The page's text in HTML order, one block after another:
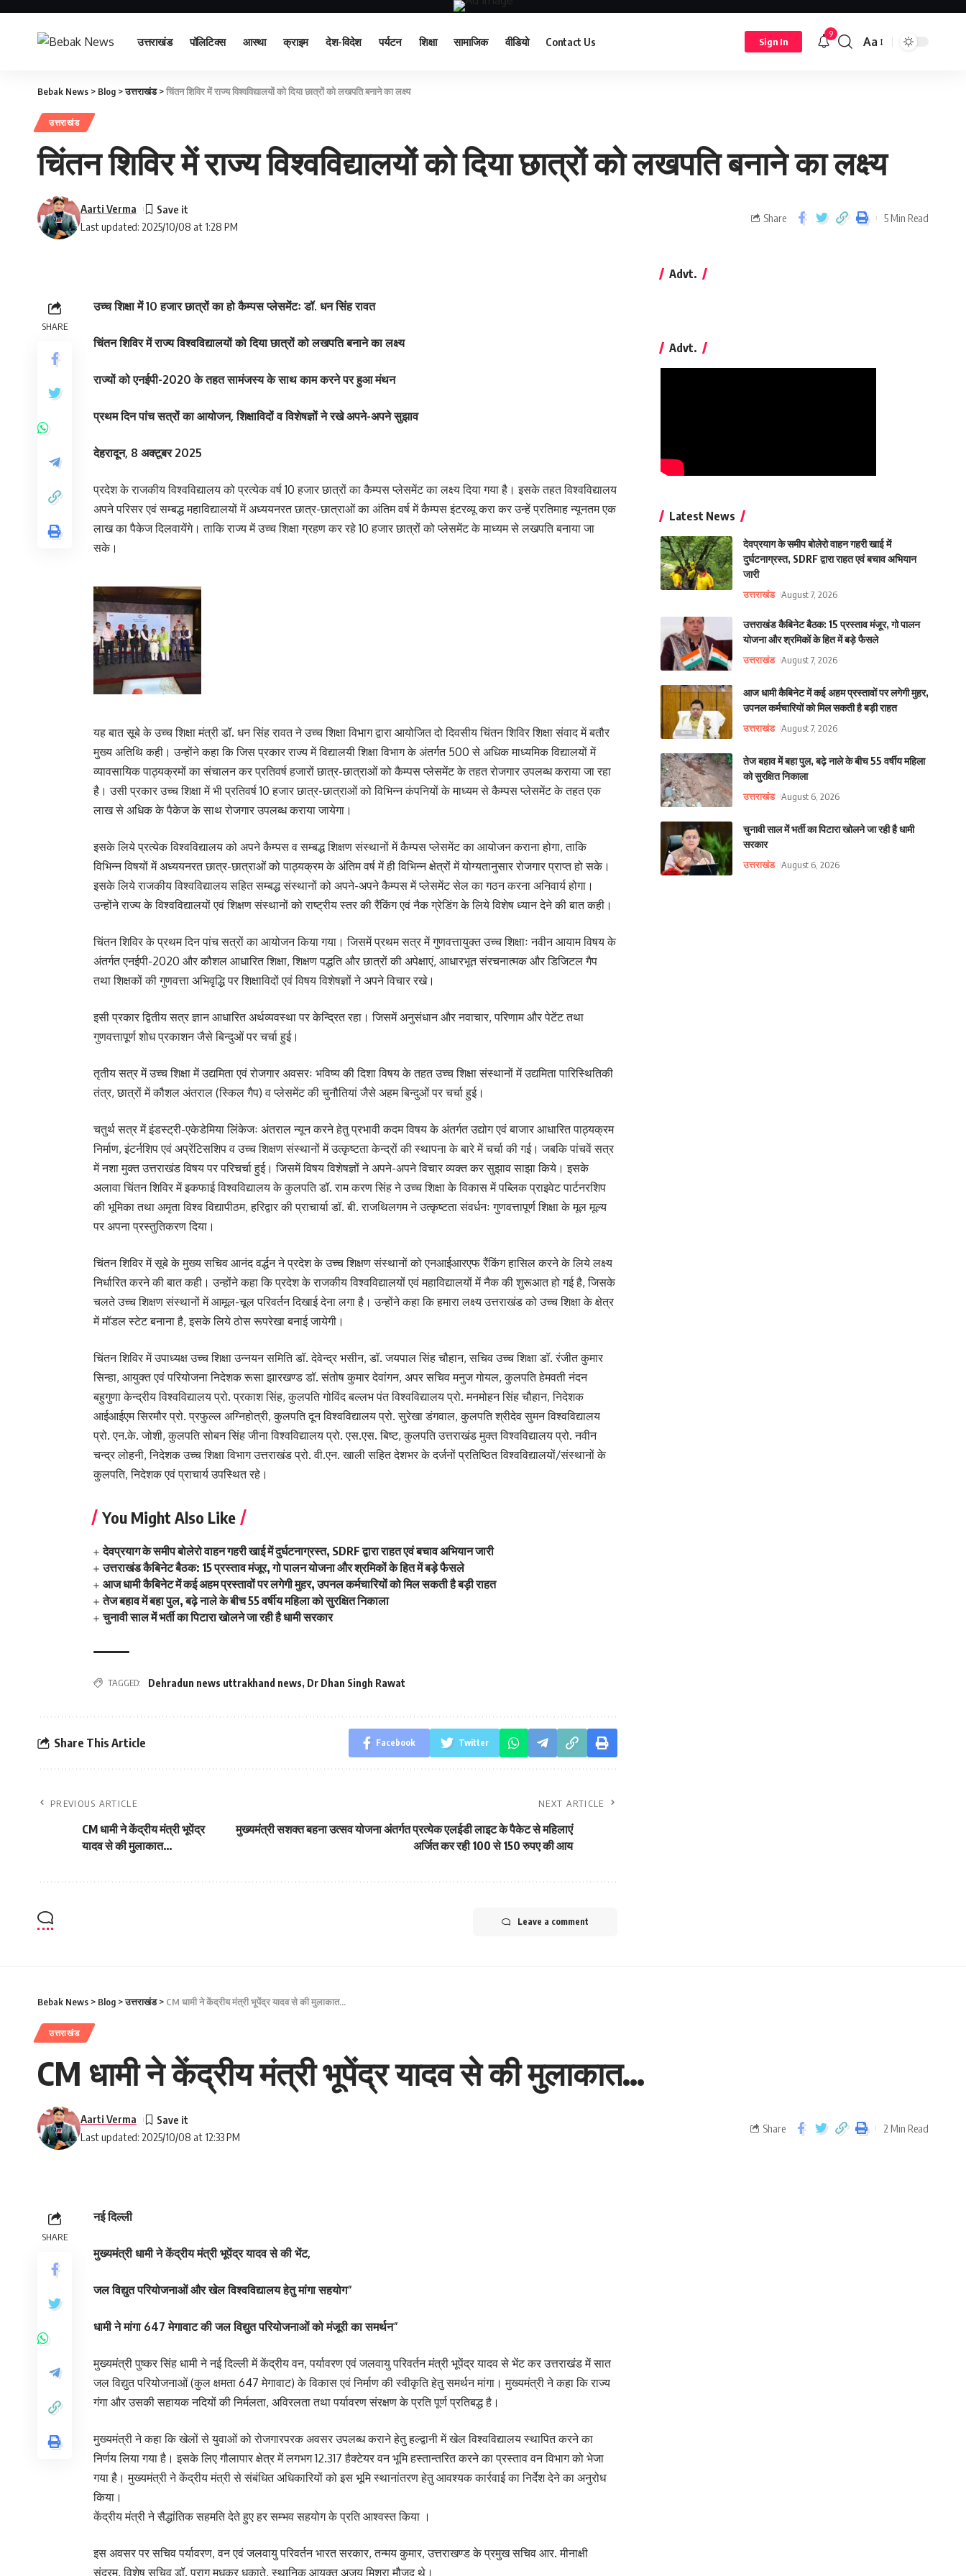
उत्तराखंड पॉलिटिक्स आस्था क्राइम देश-विदेश पर्यटन शिक्षा सामाजिक वीडियो Contact Us Sign In
9
Aa
Bebak News > Blog >उत्तराखंड>चिंतन शिविर में राज्य विश्वविद्यालयों को दिया छात्रों को लखपति बनाने का लक्ष्य
उत्तराखंड
चिंतन शिविर में राज्य विश्वविद्यालयों को दिया छात्रों को लखपति बनाने का लक्ष्य
Last updated: 2025/10/08 at 1:28 PM
Aarti Verma
Share 5 Min Read
SHARE
उच्च शिक्षा में 10 हजार छात्रों का हो कैम्पस प्लेसमेंटः डॉ. धन सिंह रावत
चिंतन शिविर में राज्य विश्वविद्यालयों को दिया छात्रों को लखपति बनाने का लक्ष्य
राज्यों को एनईपी-2020 के तहत सामंजस्य के साथ काम करने पर हुआ मंथन
प्रथम दिन पांच सत्रों का आयोजन, शिक्षाविदों व विशेषज्ञों ने रखे अपने-अपने सुझाव
देहरादून, 8 अक्टूबर 2025
प्रदेश के राजकीय विश्वविद्यालय को प्रत्येक वर्ष 10 हजार छात्रों का कैम्पस प्लेसमेंट का लक्ष्य दिया गया है। इसके तहत विश्वविद्यालय
अपने परिसर एवं सम्बद्ध महाविद्यालयों में अध्ययनरत छात्र-छात्राओं का अंतिम वर्ष में कैम्पस इंटरव्यू करा कर उन्हें प्रतिमाह न्यूनतम एक
लाख का पैकेज दिलवायेंगे। ताकि राज्य में उच्च शिक्षा ग्रहण कर रहे 10 हजार छात्रों को प्लेसमेंट के माध्यम से लखपति बनाया जा
सके।
यह बात सूबे के उच्च शिक्षा मंत्री डॉ. धन सिंह रावत ने उच्च शिक्षा विभाग द्वारा आयोजित दो दिवसीय चिंतन शिविर शिक्षा संवाद में बतौर
मुख्य अतिथि कही। उन्होंने कहा कि जिस प्रकार राज्य में विद्यालयी शिक्षा विभाग के अंतर्गत 500 से अधिक माध्यमिक विद्यालयों में
व्यावसायिक पाठ्यक्रमों का संचालन कर प्रतिवर्ष हजारों छात्र-छात्राओं को कैम्पस प्लेसमेंट के तहत रोजगार उपलब्ध कराया जा रहा
है। उसी प्रकार उच्च शिक्षा में भी प्रतिवर्ष 10 हजार छात्र-छात्राओं को विभिन्न कंपनियों के माध्यम से कैम्पस प्लेसमेंट के तहत एक
लाख से अधिक के पैकेज के साथ रोजगार उपलब्ध कराया जायेगा।
इसके लिये प्रत्येक विश्वविद्यालय को अपने कैम्पस व सम्बद्ध शिक्षण संस्थानों में कैम्पस प्लेसमेंट का आयोजन कराना होगा, ताकि
विभिन्न विषयों में अध्ययनरत छात्र-छात्राओं को पाठ्यक्रम के अंतिम वर्ष में ही विभिन्न क्षेत्रों में योग्यतानुसार रोजगार प्राप्त हो सके।
इसके लिये राजकीय विश्वविद्यालय सहित सम्बद्ध संस्थानों को अपने-अपने कैम्पस में प्लेसमेंट सेल का गठन करना अनिवार्य होगा।
उन्होंने राज्य के विश्वविद्यालयों एवं शिक्षण संस्थानों को राष्ट्रीय स्तर की रैंकिंग एवं नैक ग्रेडिंग के लिये विशेष ध्यान देने की बात कही।
चिंतन शिविर के प्रथम दिन पांच सत्रों का आयोजन किया गया। जिसमें प्रथम सत्र में गुणवत्तायुक्त उच्च शिक्षाः नवीन आयाम विषय के
अंतर्गत एनईपी-2020 और कौशल आधारित शिक्षा, शिक्षण पद्धति और छात्रों की अपेक्षाएं, आधारभूत संरचनात्मक और डिजिटल गैप
तथा शिक्षकों की गुणवत्ता अभिवृद्धि पर शिक्षाविदों एवं विषय विशेषज्ञों ने अपने विचार रखे।
इसी प्रकार द्वितीय सत्र ज्ञान आधारित अर्थव्यवस्था पर केन्द्रित रहा। जिसमें अनुसंधान और नवाचार, परिणाम और पेटेंट तथा
गुणवत्तापूर्ण शोध प्रकाशन जैसे बिन्दुओं पर चर्चा हुई।
तृतीय सत्र में उच्च शिक्षा में उद्यमिता एवं रोजगार अवसरः भविष्य की दिशा विषय के तहत उच्च शिक्षा संस्थानों में उद्यमिता पारिस्थितिकी
तंत्र, छात्रों में कौशल अंतराल (स्किल गैप) व प्लेसमेंट की चुनौतियां जैसे अहम बिन्दुओं पर चर्चा हुई।
चतुर्थ सत्र में इंडस्ट्री-एकेडेमिया लिंकेजः अंतराल न्यून करने हेतु प्रभावी कदम विषय के अंतर्गत उद्योग एवं बाजार आधारित पाठ्यक्रम
निर्माण, इंटर्नशिप एवं अप्रेंटिसशिप व उच्च शिक्षण संस्थानों में उत्कृष्टता केन्द्रों की स्थापना के बारे में चर्चा की गई। जबकि पांचवें सत्र
में नशा मुक्त उत्तराखंड विषय पर परिचर्चा हुई। जिसमें विषय विशेषज्ञों ने अपने-अपने विचार व्यक्त कर सुझाव साझा किये। इसके
अलावा चिंतन शिविर में इकफाई विश्वविद्यालय के कुलपति डॉ. राम करण सिंह ने उच्च शिक्षा के विकास में पब्लिक प्राइवेट पार्टनरशिप
की भूमिका तथा अमृता विश्व विद्यापीठम, हरिद्वार की प्राचार्या डॉ. बी. राजथिलगम ने उत्कृष्टता संवर्धनः गुणवत्तापूर्ण शिक्षा के मूल मूल्य
पर अपना प्रस्तुतिकरण दिया।
चिंतन शिविर में सूबे के मुख्य सचिव आनंद वर्द्धन ने प्रदेश के उच्च शिक्षण संस्थानों को एनआईआरएफ रैंकिंग हासिल करने के लिये लक्ष्य
निर्धारित करने की बात कही। उन्होंने कहा कि प्रदेश के राजकीय विश्वविद्यालयों एवं महाविद्यालयों में नैक की शुरूआत हो गई है, जिसके
चलते उच्च शिक्षण संस्थानों में आमूल-चूल परिवर्तन दिखाई देना लगा है। उन्होंने कहा कि हमारा लक्ष्य उत्तराखंड को उच्च शिक्षा के क्षेत्र
में मॉडल स्टेट बनाना है, इसके लिये ठोस रूपरेखा बनाई जायेगी।
चिंतन शिविर में उपाध्यक्ष उच्च शिक्षा उन्नयन समिति डॉ. देवेन्द्र भसीन, डॉ. जयपाल सिंह चौहान, सचिव उच्च शिक्षा डॉ. रंजीत कुमार
सिन्हा, आयुक्त एवं परियोजना निदेशक रूसा झारखण्ड डॉ. संतोष कुमार देवांगन, अपर सचिव मनुज गोयल, कुलपति हेमवती नंदन
बहुगुणा केन्द्रीय विश्वविद्यालय प्रो. प्रकाश सिंह, कुलपति गोविंद बल्लभ पंत विश्वविद्यालय प्रो. मनमोहन सिंह चौहान, निदेशक
आईआईएम सिरमौर प्रो. प्रफुल्ल अग्निहोत्री, कुलपति दून विश्वविद्यालय प्रो. सुरेखा डंगवाल, कुलपति श्रीदेव सुमन विश्वविद्यालय
प्रो. एन.के. जोशी, कुलपति सोबन सिंह जीना विश्वविद्यालय प्रो. एस.एस. बिष्ट, कुलपति उत्तराखंड मुक्त विश्वविद्यालय प्रो. नवीन
चन्द्र लोहनी, निदेशक उच्च शिक्षा विभाग उत्तराखंड प्रो. वी.एन. खाली सहित देशभर के दर्जनों प्रतिष्ठित विश्वविद्यालयों/संस्थानों के
कुलपति, निदेशक एवं प्राचार्य उपस्थित रहे।
You Might Also Like
देवप्रयाग के समीप बोलेरो वाहन गहरी खाई में दुर्घटनाग्रस्त, SDRF द्वारा राहत एवं बचाव अभियान जारी
उत्तराखंड कैबिनेट बैठक: 15 प्रस्ताव मंजूर, गो पालन योजना और श्रमिकों के हित में बड़े फैसले
आज धामी कैबिनेट में कई अहम प्रस्तावों पर लगेगी मुहर, उपनल कर्मचारियों को मिल सकती है बड़ी राहत
तेज बहाव में बहा पुल, बढ़े नाले के बीच 55 वर्षीय महिला को सुरक्षित निकाला
चुनावी साल में भर्ती का पिटारा खोलने जा रही है धामी सरकार
TAGGED: Dehradun news uttrakhand news, Dr Dhan Singh Rawat
Share This Article Facebook Twitter
PREVIOUS ARTICLE
CM धामी ने केंद्रीय मंत्री भूपेंद्र
यादव से की मुलाकात…
NEXT ARTICLE
मुख्यमंत्री सशक्त बहना उत्सव योजना अंतर्गत प्रत्येक एलईडी लाइट के पैकेट से महिलाएं
अर्जित कर रही 100 से 150 रुपए की आय
Leave a comment
Advt.
Advt.
Latest News
देवप्रयाग के समीप बोलेरो वाहन गहरी खाई में
दुर्घटनाग्रस्त, SDRF द्वारा राहत एवं बचाव अभियान
जारी
उत्तराखंड August 7, 2026
उत्तराखंड कैबिनेट बैठक: 15 प्रस्ताव मंजूर, गो पालन
योजना और श्रमिकों के हित में बड़े फैसले
उत्तराखंड August 7, 2026
आज धामी कैबिनेट में कई अहम प्रस्तावों पर लगेगी मुहर,
उपनल कर्मचारियों को मिल सकती है बड़ी राहत
उत्तराखंड August 7, 2026
तेज बहाव में बहा पुल, बढ़े नाले के बीच 55 वर्षीय महिला
को सुरक्षित निकाला
उत्तराखंड August 6, 2026
चुनावी साल में भर्ती का पिटारा खोलने जा रही है धामी
सरकार
उत्तराखंड August 6, 2026
Bebak News > Blog >उत्तराखंड> CM धामी ने केंद्रीय मंत्री भूपेंद्र यादव से की मुलाकात…
उत्तराखंड
CM धामी ने केंद्रीय मंत्री भूपेंद्र यादव से की मुलाकात…
Last updated: 2025/10/08 at 12:33 PM
Aarti Verma
Share 2 Min Read
SHARE
नई दिल्ली
मुख्यमंत्री धामी ने केंद्रीय मंत्री भूपेंद्र यादव से की भेंट,
जल विद्युत परियोजनाओं और खेल विश्वविद्यालय हेतु मांगा सहयोग”
धामी ने मांगा 647 मेगावाट की जल विद्युत परियोजनाओं को मंजूरी का समर्थन”
मुख्यमंत्री पुष्कर सिंह धामी ने नई दिल्ली में केंद्रीय वन, पर्यावरण एवं जलवायु परिवर्तन मंत्री भूपेंद्र यादव से भेंट कर उत्तराखंड में सात
जल विद्युत परियोजनाओं (कुल क्षमता 647 मेगावाट) के विकास एवं निर्माण की स्वीकृति हेतु समर्थन मांगा। मुख्यमंत्री ने कहा कि राज्य
गंगा और उसकी सहायक नदियों की निर्मलता, अविरलता तथा पर्यावरण संरक्षण के प्रति पूर्ण प्रतिबद्ध है।
मुख्यमंत्री ने कहा कि खेलों से युवाओं को रोजगारपरक अवसर उपलब्ध कराने हेतु हल्द्वानी में खेल विश्वविद्यालय स्थापित करने का
निर्णय लिया गया है। इसके लिए गौलापार क्षेत्र में लगभग 12.317 हैक्टेयर वन भूमि हस्तान्तरित करने का प्रस्ताव वन विभाग को भेजा
गया है। मुख्यमंत्री ने केंद्रीय मंत्री से संबंधित अधिकारियों को इस भूमि स्थानांतरण हेतु आवश्यक कार्रवाई का निर्देश देने का अनुरोध
किया।
केंद्रीय मंत्री ने सैद्धांतिक सहमति देते हुए हर सम्भव सहयोग के प्रति आश्वस्त किया ।
इस अवसर पर सचिव पर्यावरण, वन एवं जलवायु परिवर्तन भारत सरकार, तन्मय कुमार, उत्तराखण्ड के प्रमुख सचिव आर. मीनाक्षी
सुंदरम, विशेष सचिव डॉ. पराग मधुकर धकाते, स्थानिक आयुक्त अजय मिश्रा मौजूद थे।